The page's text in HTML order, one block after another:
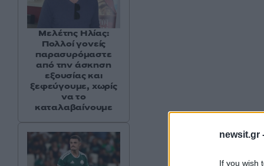
newsit.gr
If you wish
Μελέτης Ηλίας:
Πολλοί γονείς
παρασυρόμαστε
από την άσκηση
εξουσίας και
ξεφεύγουμε, χωρίς
να το
καταλαβαίνουμε